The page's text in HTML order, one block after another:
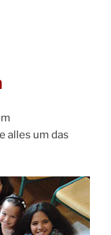
alles um das